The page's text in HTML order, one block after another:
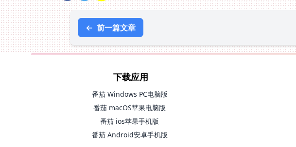
← 前一篇文章
下载应用
番茄 Windows PC电脑版
番茄 macOS苹果电脑版
番茄 ios苹果手机版
番茄 Android安卓手机版